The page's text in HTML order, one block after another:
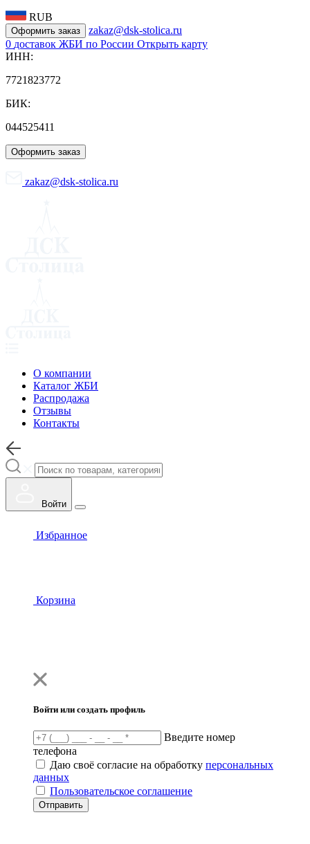
RUB
Оформить заказ
zakaz@dsk-stolica.ru
0 доставок ЖБИ по России Открыть карту
ИНН:
7721823772
БИК:
044525411
Оформить заказ
zakaz@dsk-stolica.ru
О компании
Каталог ЖБИ
Распродажа
Отзывы
Контакты
Войти
Избранное
Корзина
Войти или создать профиль
Введите номер
телефона
Даю своё согласие на обработку персональных
данных
Пользовательское соглашение
Отправить